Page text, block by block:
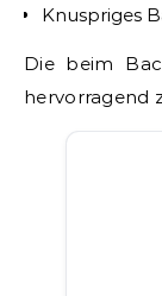
Knuspriges
Die beim
hervorragend